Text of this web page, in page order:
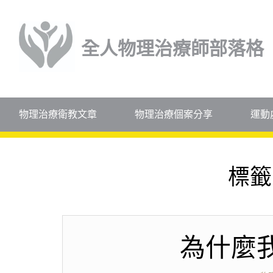
全人物理治療師部落格
物理治療衛教文章 物理治療個案分享 運動
標
為什麼